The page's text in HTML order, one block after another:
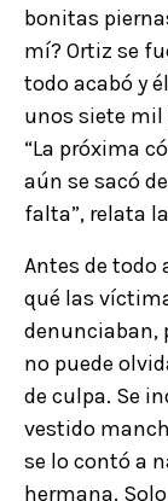
bonitas
mí? Ortiz se
todo acabó y
unos siete mil
“La próxima
aún se sacó
falta”, relata
Antes de todo
qué las
denunciaban,
no puede
de culpa. Se
vestido
se lo contó a
hermana.